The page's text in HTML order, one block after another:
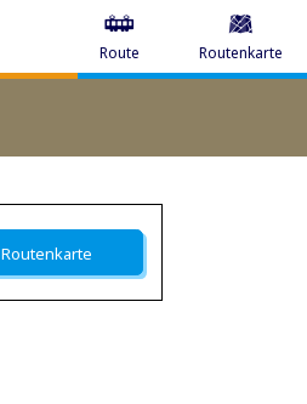
Route Routenkarte
Routenkarte